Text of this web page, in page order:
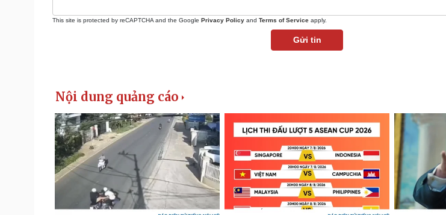
This site is protected by reCAPTCHA and the Google Privacy Policy and Terms of Service apply.
Gửi tin